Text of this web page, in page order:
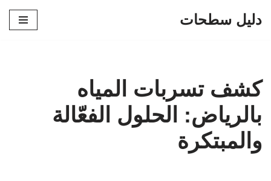
دليل سطحات
كشف تسربات المياه
بالرياض: الحلول الفعّالة
والمبتكرة